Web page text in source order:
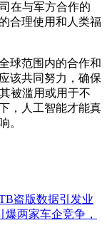
在与军方合作的
合理使用和人类福
球范围内的合作和
该共同努力，确保
被滥用或用于不
，人工智能才能真
。
盗版数据引发业
爆两家车企竞争，